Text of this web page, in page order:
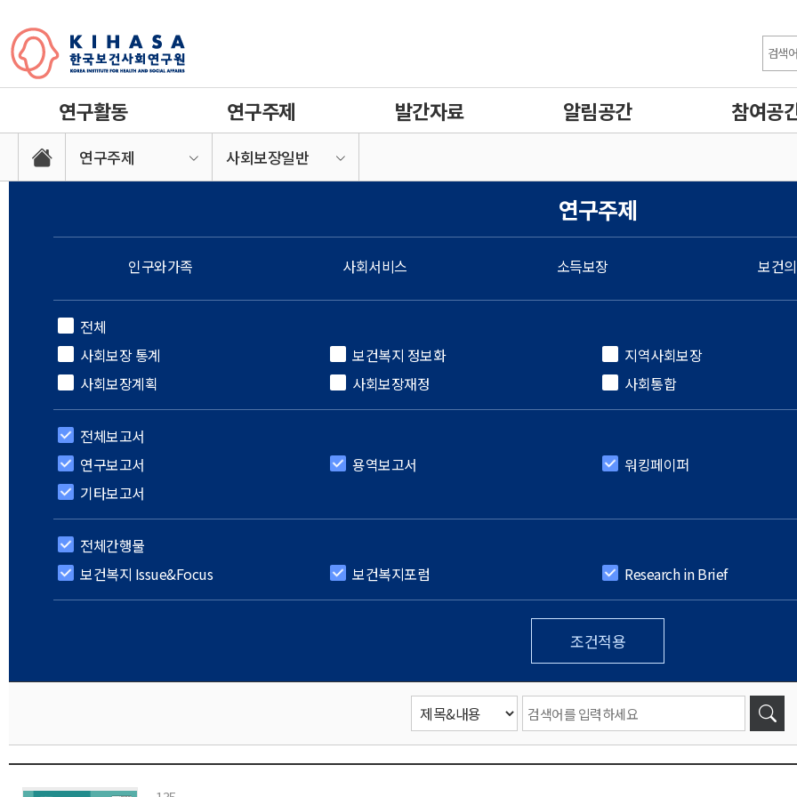
연구활동 연구주제 발간자료 알림공간 참여공
연구주제 사회보장일반
연구주제
인구와가족 사회서비스 소득보장 보건
전체
사회보장 통계
보건복지 정보화
지역사회보장
사회보장계획
사회보장재정 사회통합
전체보고서
연구보고서
용역보고서
워킹페이퍼
기타보고서
전체간행물
보건복지 Issue&Focus
보건복지포럼 Research in Brief
조건적용